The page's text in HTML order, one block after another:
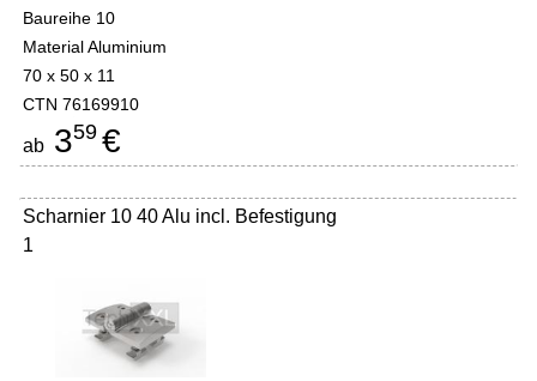
Baureihe 10
Material Aluminium
70 x 50 x 11
CTN 76169910
ab 359 €
Scharnier 10 40 Alu incl. Befestigung
1